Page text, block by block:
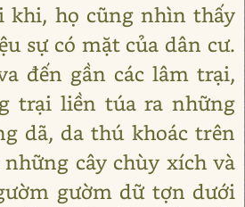
khi, họ cũng nhìn thấy
sự có mặt của dân cư.
đến gần các lâm trại,
trại liền túa ra những
dã, da thú khoác trên
cây chùy xích và
gườm dữ tợn dưới